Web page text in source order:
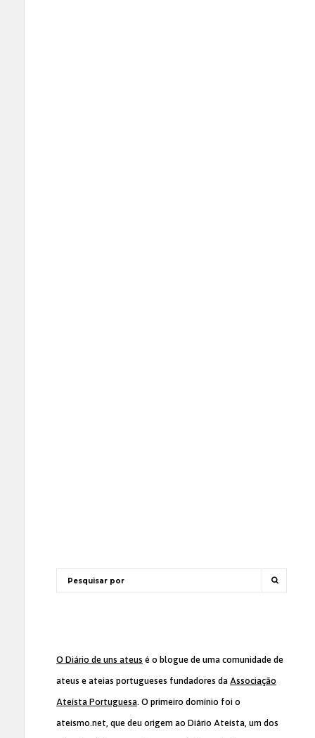
O Diário de uns ateus é o blogue de uma comunidade de
ateus e ateias portugueses fundadores da Associação
Ateísta Portuguesa. O primeiro domínio foi o
ateismo.net, que deu origem ao Diário Ateísta, um dos